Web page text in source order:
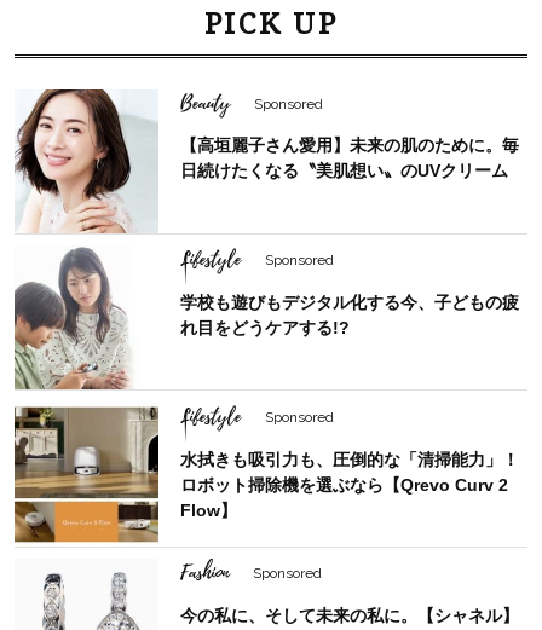
PICK UP
Beauty Sponsored
【高垣麗子さん愛用】未来の肌のために。毎
日続けたくなる〝美肌想い〟のUVクリーム
Lifestyle Sponsored
学校も遊びもデジタル化する今、子どもの疲
れ目をどうケアする!?
Lifestyle Sponsored
水拭きも吸引力も、圧倒的な「清掃能力」！
ロボット掃除機を選ぶなら【Qrevo Curv 2
Flow】
Fashion Sponsored
今の私に、そして未来の私に。【シャネル】